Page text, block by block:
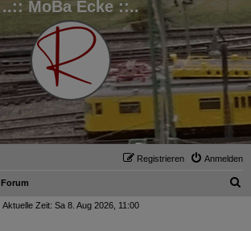
..:: MoBa Ecke ::..
Anmelden
Registrieren
Forum
Aktuelle Zeit: Sa 8. Aug 2026, 11:00